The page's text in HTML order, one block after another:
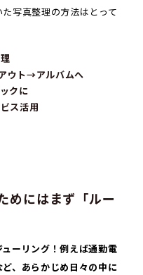
写真整理の方法はとって
ウト→アルバムへ
クに
ス活用
めにはまず「ルー
ーリング！例えば通勤電
、あらかじめ日々の中に